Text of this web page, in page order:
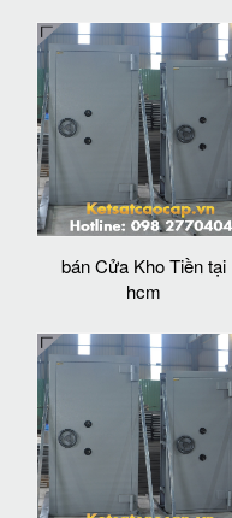
bán Cửa Kho Tiền tại
hcm